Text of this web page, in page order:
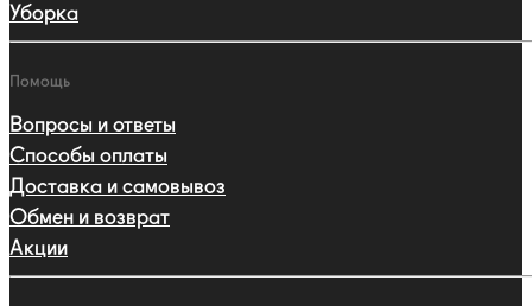
Уборка
Помощь
Вопросы и ответы
Способы оплаты
Доставка и самовывоз
Обмен и возврат
Акции